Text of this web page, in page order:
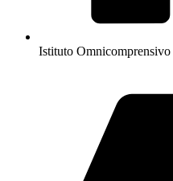
Istituto